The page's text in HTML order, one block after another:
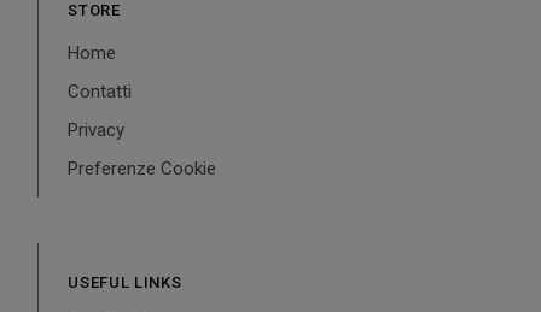
STORE
Home
Contatti
Privacy
Preferenze Cookie
USEFUL LINKS